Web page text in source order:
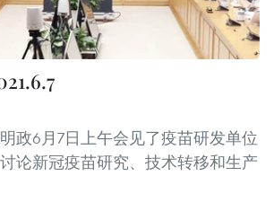
政6月7日上午会见了疫苗研发单位
论新冠疫苗研究、技术转移和生产